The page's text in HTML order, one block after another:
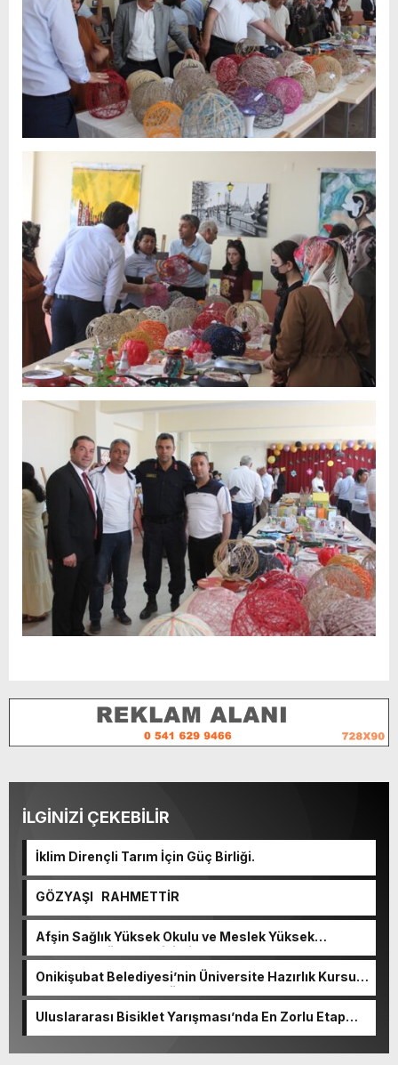
İLGİNİZİ ÇEKEBİLİR
İklim Dirençli Tarım İçin Güç Birliği.
GÖZYAŞI RAHMETTİR
Afşin Sağlık Yüksek Okulu ve Meslek Yüksek
Okulunda görev değişimi!
Onikişubat Belediyesi’nin Üniversite Hazırlık Kursu
başvurularında son gün 7 Ağustos.
Uluslararası Bisiklet Yarışması’nda En Zorlu Etap